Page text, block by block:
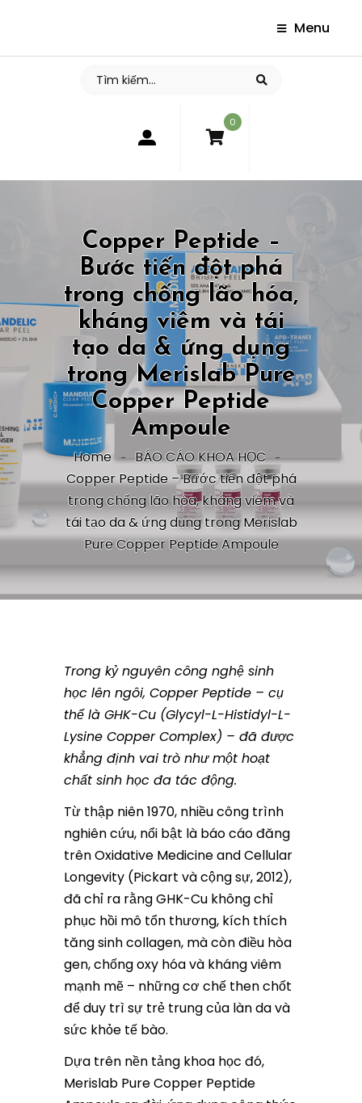
Menu
0
Copper Peptide –
Bước tiến đột phá
trong chống lão hóa,
kháng viêm và tái
tạo da & ứng dụng
trong Merislab Pure
Copper Peptide
Ampoule
Home
BÁO CÁO KHOA HỌC
Copper Peptide – Bước tiến đột phá
trong chống lão hóa, kháng viêm và
tái tạo da & ứng dụng trong Merislab
Pure Copper Peptide Ampoule
Trong kỷ nguyên công nghệ sinh
học lên ngôi, Copper Peptide – cụ
thể là GHK-Cu (Glycyl-L-Histidyl-L-
Lysine Copper Complex) – đã được
khẳng định vai trò như một hoạt
chất sinh học đa tác động.
Từ thập niên 1970, nhiều công trình
nghiên cứu, nổi bật là báo cáo đăng
trên Oxidative Medicine and Cellular
Longevity (Pickart và cộng sự, 2012),
đã chỉ ra rằng GHK-Cu không chỉ
phục hồi mô tổn thương, kích thích
tăng sinh collagen, mà còn điều hòa
gen, chống oxy hóa và kháng viêm
mạnh mẽ – những cơ chế then chốt
để duy trì sự trẻ trung của làn da và
sức khỏe tế bào.
Dựa trên nền tảng khoa học đó,
Merislab Pure Copper Peptide